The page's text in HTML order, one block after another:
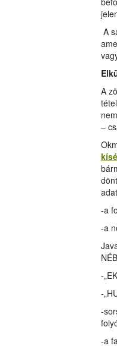
A
A
–
-a
-a
-
-
-
-a